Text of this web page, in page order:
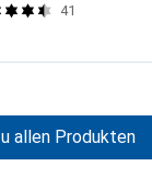
41
allen Produkten